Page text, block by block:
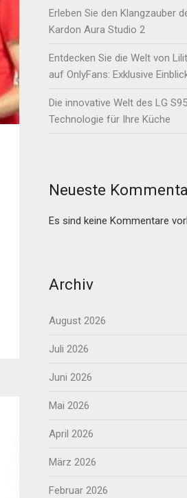
Erleben Sie den Klangzauber
Kardon Aura Studio 2
Entdecken Sie die Welt von
auf OnlyFans: Exklusive
Die innovative Welt des LG
Technologie für Ihre Küche
Neueste
Es sind keine Kommentare
Archiv
August 2026
Juli 2026
Juni 2026
Mai 2026
April 2026
März 2026
Februar 2026